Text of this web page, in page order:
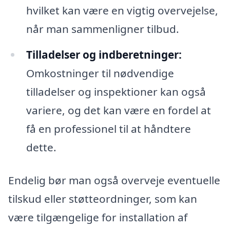
hvilket kan være en vigtig overvejelse,
når man sammenligner tilbud.
Tilladelser og indberetninger:
Omkostninger til nødvendige
tilladelser og inspektioner kan også
variere, og det kan være en fordel at
få en professionel til at håndtere
dette.
Endelig bør man også overveje eventuelle
tilskud eller støtteordninger, som kan
være tilgængelige for installation af